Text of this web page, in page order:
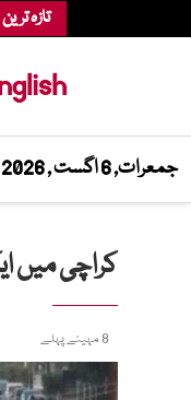
تازہ ترین
جمعرات, 6 اگست , 2026
کراچی میں ایک ماہ میں 93 ہزار سے
8 مہینے پہلے